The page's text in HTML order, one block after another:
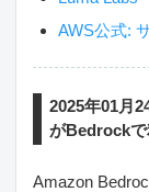
AWS公式:
2025年01月
がBedrockで
Amazon